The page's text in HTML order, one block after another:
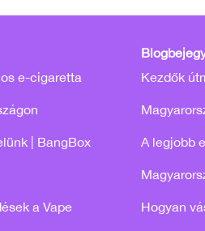
e-cigaretta
| BangBox
a Vape
Kezdők
A legjobb
Hogyan